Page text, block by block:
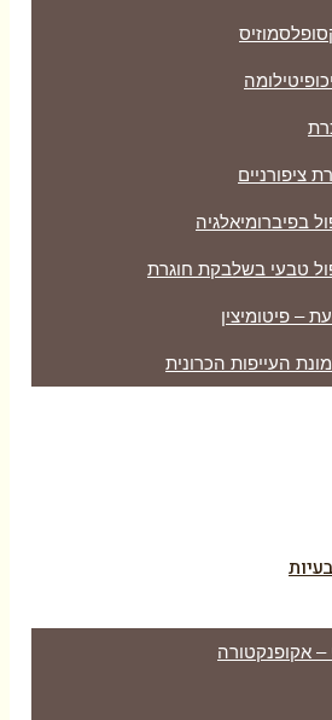
ציפורניים
בפיברומיאלגיה
טבעי בשלבקת חוגרת
– פיטומיצין
העייפות הכרונית
– אקופנקטורה